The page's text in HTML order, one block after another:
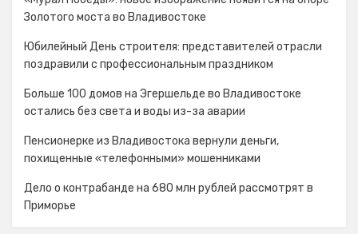
Золотого моста во Владивостоке
Юбилейный День строителя: представителей отрасли
поздравили с профессиональным праздником
Больше 100 домов на Эгершельде во Владивостоке
остались без света и воды из-за аварии
Пенсионерке из Владивостока вернули деньги,
похищенные «телефонными» мошенниками
Дело о контрабанде на 680 млн рублей рассмотрят в
Приморье